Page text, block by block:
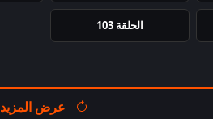
الحلقة 103
عرض المزيد